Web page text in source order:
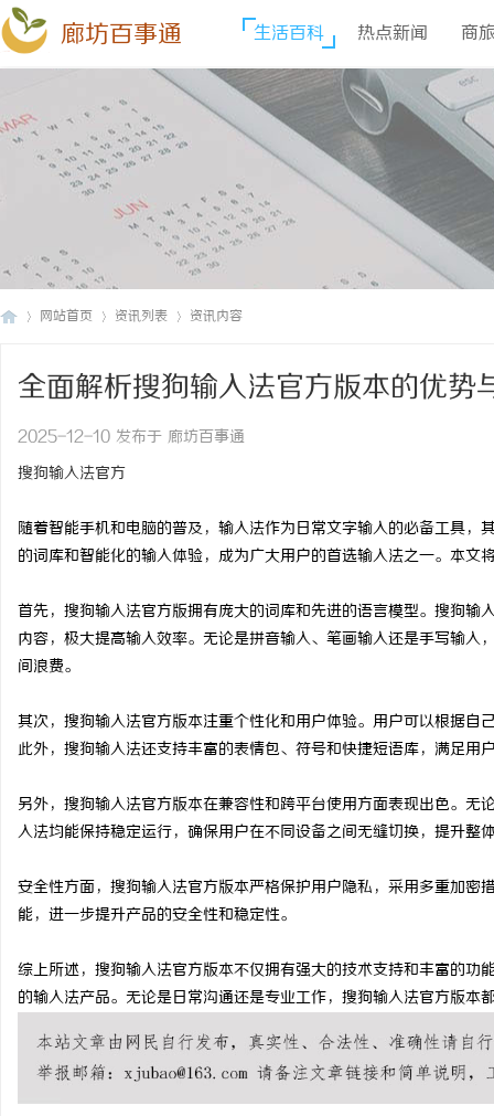
廊坊百事通 生活百科 热点新闻 商
网站首页 资讯列表 资讯内容
全面解析搜狗输入法官方版本的优势
2025-12-10 发布于 廊坊百事通
搜狗输入法官方
随着智能手机和电脑的普及，输入法作为日常文字输入的必备工具
的词库和智能化的输入体验，成为广大用户的首选输入法之一。本
首先，搜狗输入法官方版拥有庞大的词库和先进的语言模型。搜狗
内容，极大提高输入效率。无论是拼音输入、笔画输入还是手写输
间浪费。
其次，搜狗输入法官方版本注重个性化和用户体验。用户可以根据
此外，搜狗输入法还支持丰富的表情包、符号和快捷短语库，满足用
另外，搜狗输入法官方版本在兼容性和跨平台使用方面表现出色。
入法均能保持稳定运行，确保用户在不同设备之间无缝切换，提升整
安全性方面，搜狗输入法官方版本严格保护用户隐私，采用多重加
能，进一步提升产品的安全性和稳定性。
综上所述，搜狗输入法官方版本不仅拥有强大的技术支持和丰富的
的输入法产品。无论是日常沟通还是专业工作，搜狗输入法官方版本
开店最怕“搜不到”为什
ai却天天给他免费派单？